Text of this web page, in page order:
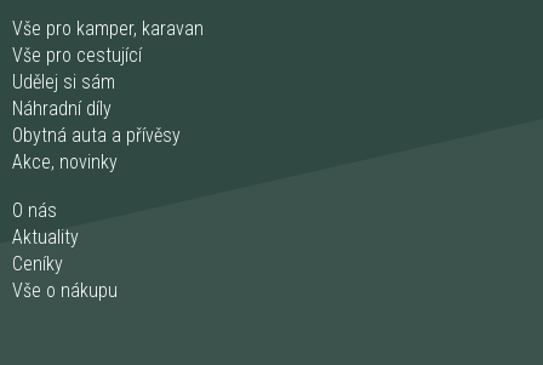
Vše pro kamper, karavan
Vše pro cestující
Udělej si sám
Náhradní díly
Obytná auta a přívěsy
Akce, novinky
O nás
Aktuality
Ceníky
Vše o nákupu